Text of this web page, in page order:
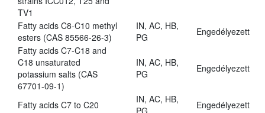
TV1
Fatty acids C8-C10 methyl
esters (CAS 85566-26-3)
IN, AC, HB,
PG
Engedélyezett
Fatty acids C7-C18 and
C18 unsaturated
potassium salts (CAS
67701-09-1)
IN, AC, HB,
PG
Engedélyezett
Fatty acids C7 to C20
IN, AC, HB,
Engedélyezett